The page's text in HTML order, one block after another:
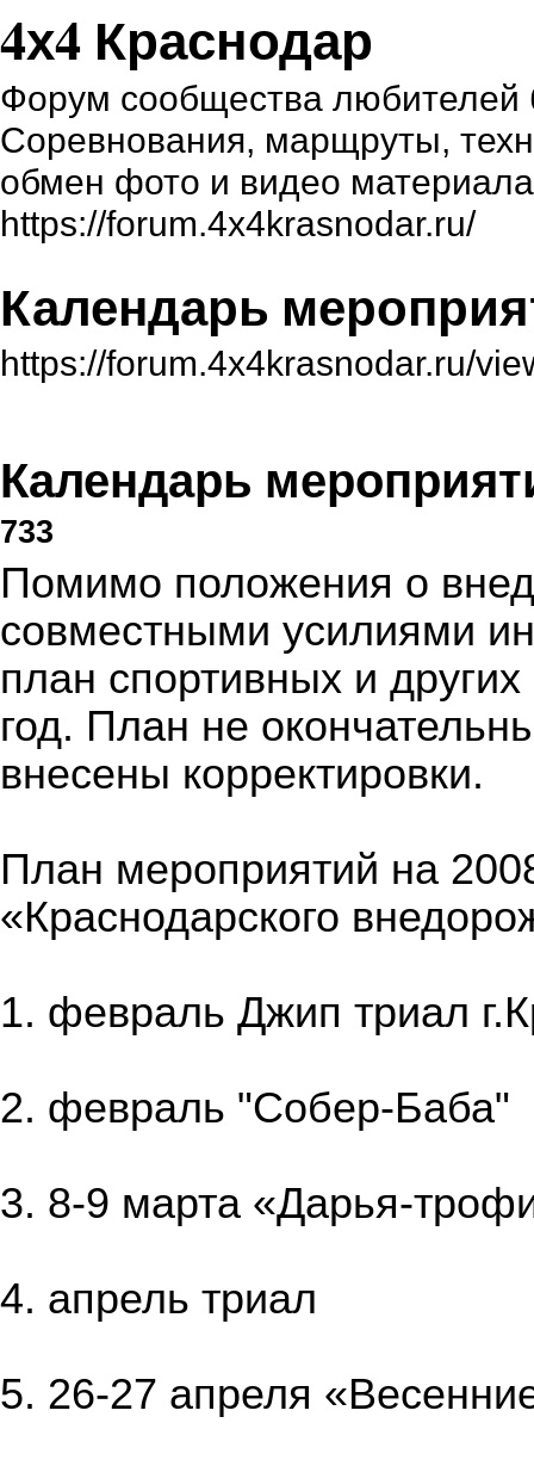
4х4 Краснодар
Форум сообщества любителей
Соревнования, марщруты,
обмен фото и видео
https://forum.4x4krasnodar.ru/
Календарь
https://forum.4x4krasnodar.ru/
Календарь
733
Помимо положения о
совместными усилиями
план спортивных и
год. План не
внесены корректировки.
План мероприятий на
«Краснодарского
1. февраль Джип триал
2. февраль "Собер-Баба"
3. 8-9 марта «Дарья-
4. апрель триал
5. 26-27 апреля